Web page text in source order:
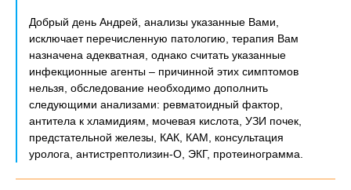
Добрый день Андрей, анализы указанные Вами,
исключает перечисленную патологию, терапия Вам
назначена адекватная, однако считать указанные
инфекционные агенты – причинной этих симптомов
нельзя, обследование необходимо дополнить
следующими анализами: ревматоидный фактор,
антитела к хламидиям, мочевая кислота, УЗИ почек,
предстательной железы, КАК, КАМ, консультация
уролога, антистрептолизин-О, ЭКГ, протеинограмма.